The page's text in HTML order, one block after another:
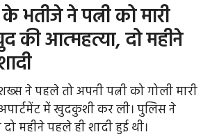
भतीजे ने पत्नी को मारी
की आत्महत्या, दो महीने
ने पहले तो अपनी पत्नी को गोली मारी
में खुदकुशी कर ली। पुलिस ने
महीने पहले ही शादी हुई थी।